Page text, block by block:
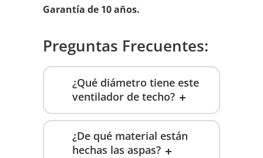
Garantía de 10 años.
Preguntas Frecuentes:
¿Qué diámetro tiene este
ventilador de techo?
¿De qué material están
hechas las aspas?